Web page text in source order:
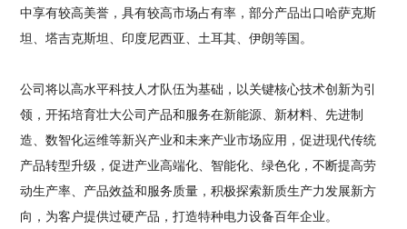
中享有较高美誉，具有较高市场占有率，部分产品出口哈萨克斯
坦、塔吉克斯坦、印度尼西亚、土耳其、伊朗等国。
公司将以高水平科技人才队伍为基础，以关键核心技术创新为引
领，开拓培育壮大公司产品和服务在新能源、新材料、先进制
造、数智化运维等新兴产业和未来产业市场应用，促进现代传统
产品转型升级，促进产业高端化、智能化、绿色化，不断提高劳
动生产率、产品效益和服务质量，积极探索新质生产力发展新方
向，为客户提供过硬产品，打造特种电力设备百年企业。